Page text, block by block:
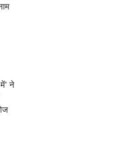
ने